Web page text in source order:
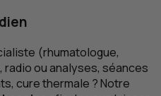
(rhumatologue,
ou analyses, séances
cure thermale ? Notre